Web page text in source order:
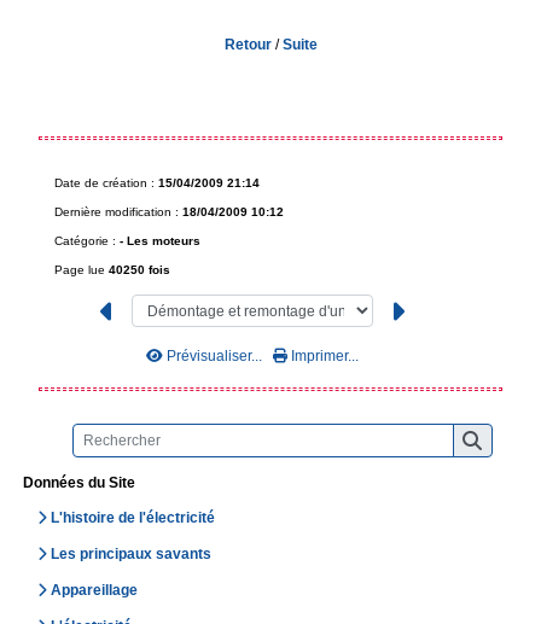
Données du Site
L'histoire de l'électricité
Les principaux savants
Appareillage
Retour/Suite
Date de création : 15/04/2009 21:14
Dernière modification : 18/04/2009 10:12
Catégorie : - Les moteurs
Page lue 40250 fois
Prévisualiser... Imprimer...